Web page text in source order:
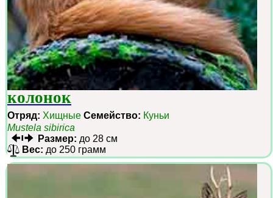
колонок
Отряд: Хищные Семейство: Куньи
Mustela sibirica
Размер: до 28 см
Вес: до 250 грамм